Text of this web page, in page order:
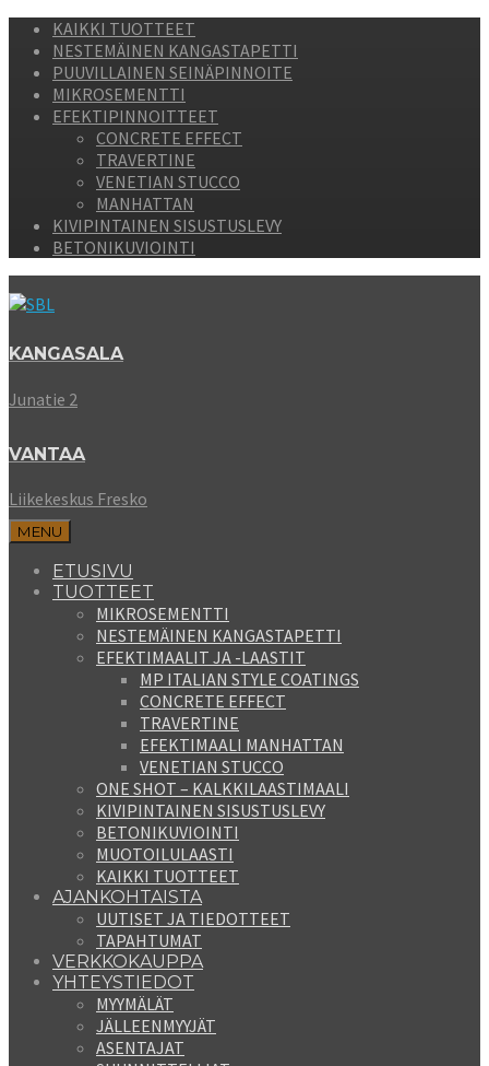
KAIKKI TUOTTEET
NESTEMÄINEN KANGASTAPETTI
PUUVILLAINEN SEINÄPINNOITE
MIKROSEMENTTI
EFEKTIPINNOITTEET
CONCRETE EFFECT
TRAVERTINE
VENETIAN STUCCO
MANHATTAN
KIVIPINTAINEN SISUSTUSLEVY
BETONIKUVIOINTI
KANGASALA
Junatie 2
VANTAA
Liikekeskus Fresko
MENU
ETUSIVU
TUOTTEET
MIKROSEMENTTI
NESTEMÄINEN KANGASTAPETTI
EFEKTIMAALIT JA -LAASTIT
MP ITALIAN STYLE COATINGS
CONCRETE EFFECT
TRAVERTINE
EFEKTIMAALI MANHATTAN
VENETIAN STUCCO
ONE SHOT – KALKKILAASTIMAALI
KIVIPINTAINEN SISUSTUSLEVY
BETONIKUVIOINTI
MUOTOILULAASTI
KAIKKI TUOTTEET
AJANKOHTAISTA
UUTISET JA TIEDOTTEET
TAPAHTUMAT
VERKKOKAUPPA
YHTEYSTIEDOT
MYYMÄLÄT
JÄLLEENMYYJÄT
ASENTAJAT